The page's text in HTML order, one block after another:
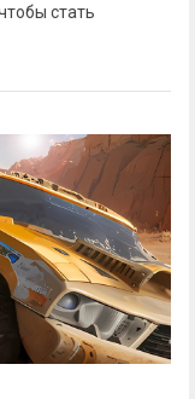
стать